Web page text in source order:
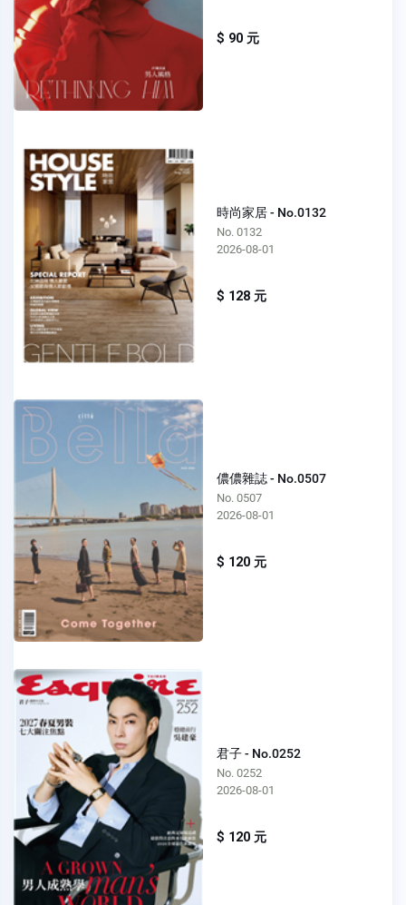
$ 90 元
時尚家居 - No.0132
No. 0132
2026-08-01
$ 128 元
儂儂雜誌 - No.0507
No. 0507
2026-08-01
$ 120 元
君子 - No.0252
No. 0252
2026-08-01
$ 120 元